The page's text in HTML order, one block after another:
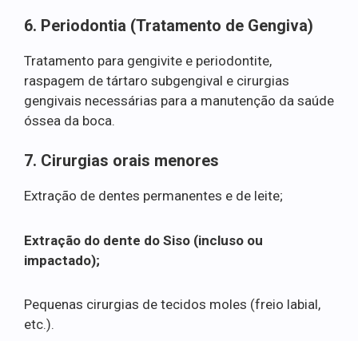
6. Periodontia (Tratamento de Gengiva)
Tratamento para gengivite e periodontite,
raspagem de tártaro subgengival e cirurgias
gengivais necessárias para a manutenção da saúde
óssea da boca.
7. Cirurgias orais menores
Extração de dentes permanentes e de leite;
Extração do dente do Siso (incluso ou
impactado);
Pequenas cirurgias de tecidos moles (freio labial,
etc.).